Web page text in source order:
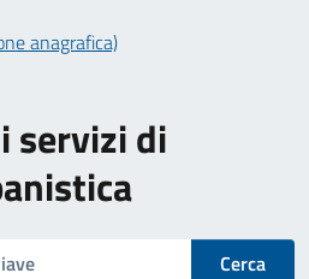
servizi di
Cerca
anagrafica)